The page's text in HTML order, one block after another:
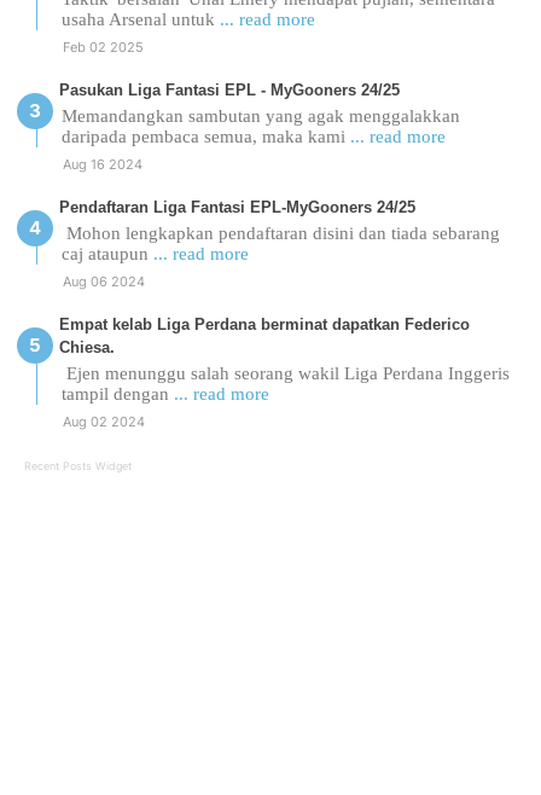
usaha Arsenal untuk ... read more
Feb 02 2025
Pasukan Liga Fantasi EPL - MyGooners 24/25
Memandangkan sambutan yang agak menggalakkan
daripada pembaca semua, maka kami ... read more
Aug 16 2024
Pendaftaran Liga Fantasi EPL-MyGooners 24/25
Mohon lengkapkan pendaftaran disini dan tiada sebarang
caj ataupun ... read more
Aug 06 2024
Empat kelab Liga Perdana berminat dapatkan Federico
Chiesa.
Ejen menunggu salah seorang wakil Liga Perdana Inggeris
tampil dengan ... read more
Aug 02 2024
Recent Posts Widget